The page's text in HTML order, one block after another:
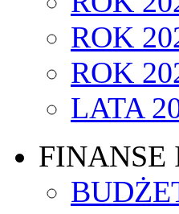
ROK
ROK
LATA
FINANSE